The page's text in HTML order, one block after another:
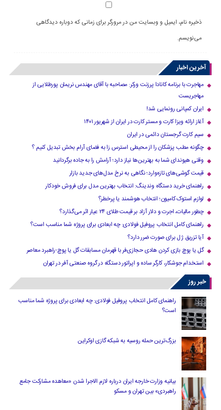
ذخیره نام، ایمیل و وبسایت من در مرورگر برای زمانی که دوباره دیدگاهی
می‌نویسم.
آخرین اخبار
مهاجرت با برنامه کانادا پرزنت ورکر: مصاحبه با آقای مهندس نریمان پورطلایی از
مهاجریست
ایران کمپانی رونمایی شد!
آغاز ارائه ویزا کارت و مستر کارت در ایران از شهریور ۱۴۰۱
سیم کارت گرجستان دائمی در ایران
چگونه مطب پزشکان را از محیطی استرس زا به فضای آرام بخش تبدیل کنیم ؟
وقتی هیوندای شما به بهترین‌ها نیاز دارد؛ آرامش را به جاده برگردانید
قیمت گوشی‌های تازه‌وارد؛ نگاهی به نرخ مدل‌های جدید بازار
راهنمای خرید دستگاه وندینگ: انتخاب بهترین مدل برای فروش خودکار
لوازم استوک کامیون؛ انتخاب هوشمند یا پرخطر؟
چطور مالیات، اجرت و دلار آزاد بر قیمت طلای ۲۴ عیار اثر می‌گذارد؟
راهنمای کامل انتخاب پروفیل فولادی: چه ابعادی برای پروژه شما مناسب است؟
آیا تزریق ژل برای صورت ضرر دارد​؟
گل یا پوچ بازی کردن هادی حجازی‌فر با قهرمان مسابقات گل یا پوچ-راهبرد معاصر
استخدام جوشکار، کارگر ساده و اپراتور دستگاه در گروه صنعتی آفر در تهران
خبر روز
راهنمای کامل انتخاب پروفیل فولادی: چه ابعادی برای پروژه شما مناسب
است؟
بزرگ‌ترین حمله روسیه به شبکه گازی اوکراین
بیانیه وزارت خارجه ایران درباره لازم‌ الاجرا شدن «معاهده مشارکت جامع
راهبردی» بین تهران و مسکو